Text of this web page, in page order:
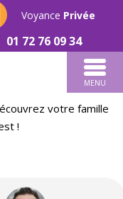
Voyance Privée
01 72 76 09 34
MENU
votre famille
!